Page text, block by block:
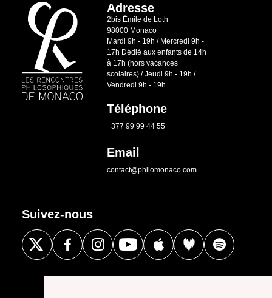
Adresse
2bis Émile de Loth
98000 Monaco
Mardi 9h - 19h / Mercredi 9h -
17h Dédié aux enfants de 14h
à 17h (hors vacances
scolaires) / Jeudi 9h - 19h /
Vendredi 9h - 19h
Téléphone
+377 99 99 44 55
Email
contact@philomonaco.com
Suivez-nous